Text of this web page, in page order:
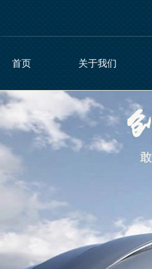
首页 关于我们